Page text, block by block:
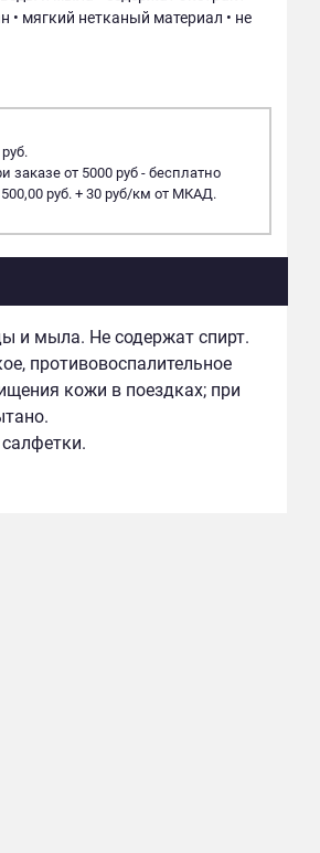
мягкий нетканый материал • не
заказе от 5000 руб - бесплатно
руб. + 30 руб/км от МКАД.
и мыла. Не содержат спирт.
противовоспалительное
кожи в поездках; при